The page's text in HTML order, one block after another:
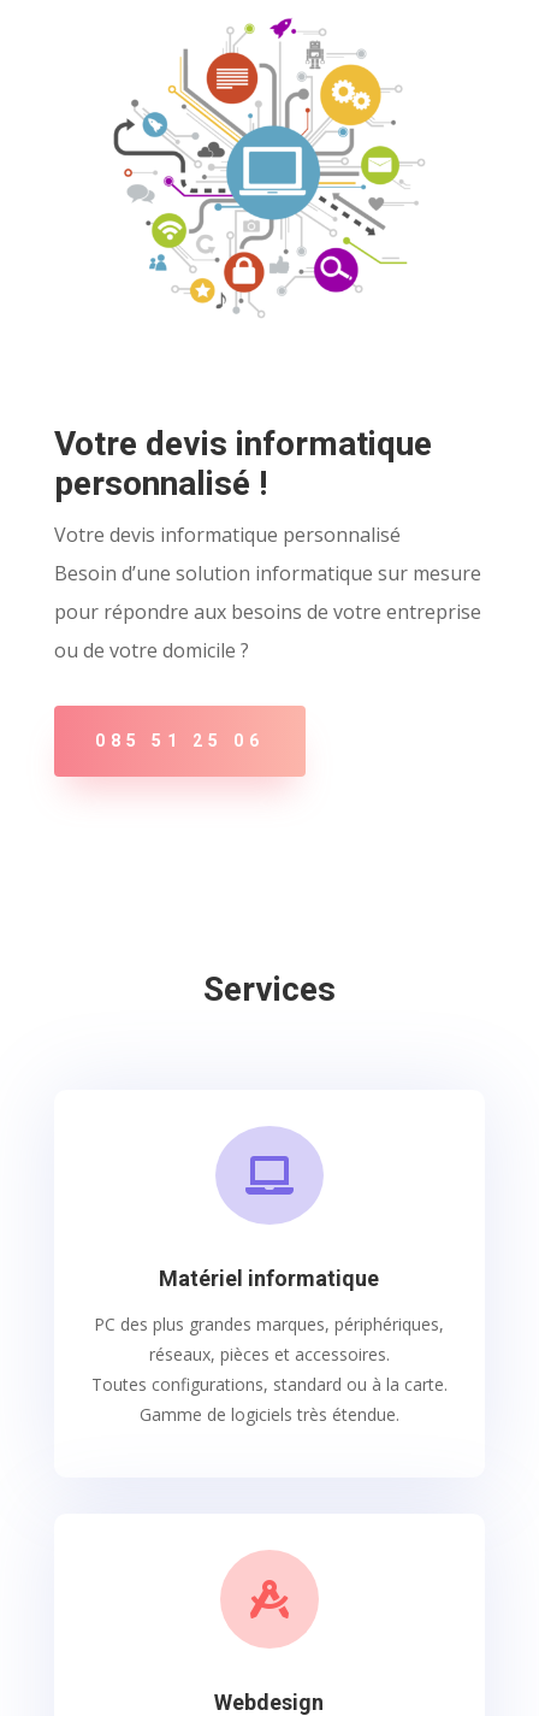
Votre devis informatique
personnalisé !
Votre devis informatique personnalisé
Besoin d’une solution informatique sur mesure
pour répondre aux besoins de votre entreprise
ou de votre domicile ?
085 51 25 06
Services

Matériel informatique
PC des plus grandes marques, périphériques,
réseaux, pièces et accessoires.
Toutes configurations, standard ou à la carte.
Gamme de logiciels très étendue.

Webdesign